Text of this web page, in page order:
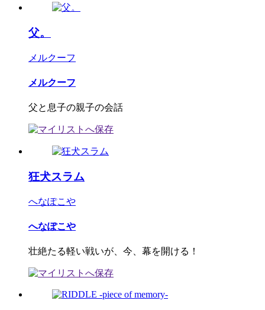
父。
メルクーフ
メルクーフ
父と息子の親子の会話
狂犬スラム
へなぽこや
へなぽこや
壮絶たる軽い戦いが、今、幕を開ける！